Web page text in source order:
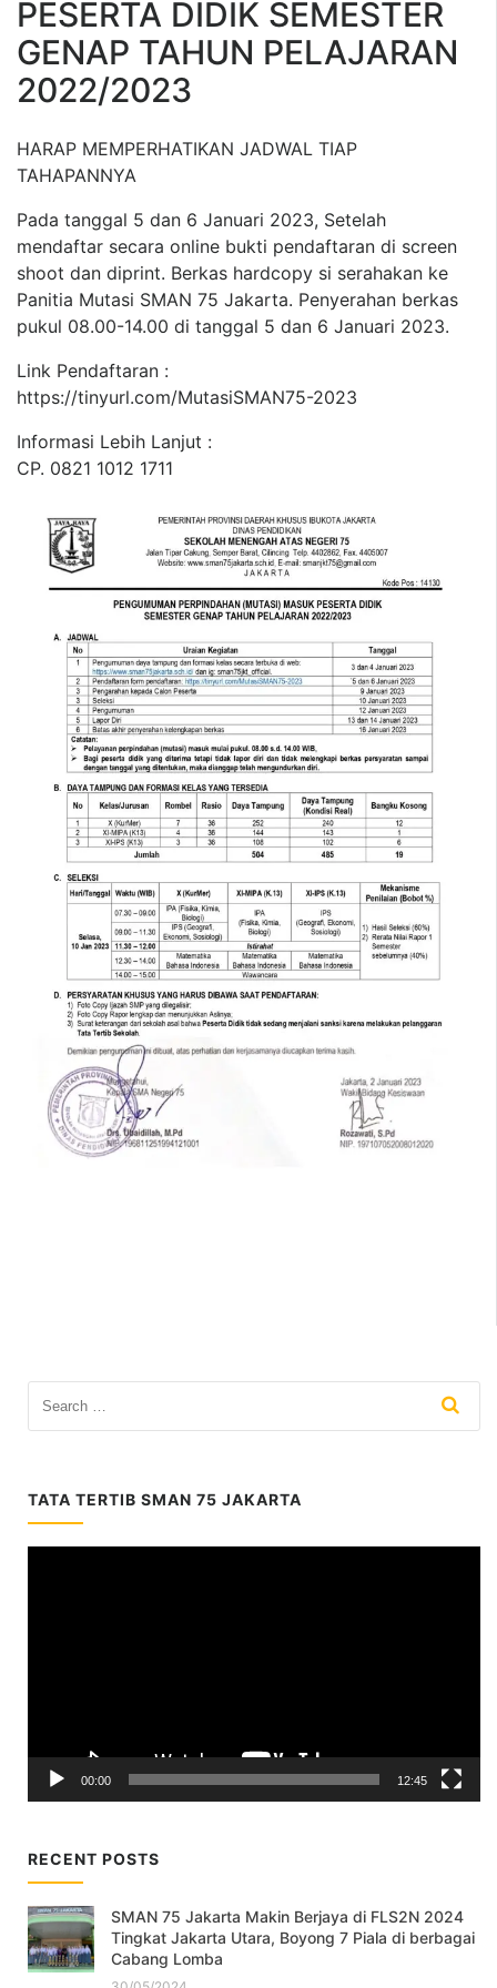
PESERTA DIDIK SEMESTER
GENAP TAHUN PELAJARAN
2022/2023
HARAP MEMPERHATIKAN JADWAL TIAP
TAHAPANNYA
Pada tanggal 5 dan 6 Januari 2023, Setelah
mendaftar secara online bukti pendaftaran di screen
shoot dan diprint. Berkas hardcopy si serahakan ke
Panitia Mutasi SMAN 75 Jakarta. Penyerahan berkas
pukul 08.00-14.00 di tanggal 5 dan 6 Januari 2023.
Link Pendaftaran :
https://tinyurl.com/MutasiSMAN75-2023
Informasi Lebih Lanjut :
CP. 0821 1012 1711
TATA TERTIB SMAN 75 JAKARTA
00:00 12:45
RECENT POSTS
SMAN 75 Jakarta Makin Berjaya di FLS2N 2024
Tingkat Jakarta Utara, Boyong 7 Piala di berbagai
Cabang Lomba